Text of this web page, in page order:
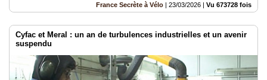
France Secrète à Vélo | 23/03/2026 | Vu 673728 fois
Cyfac et Meral : un an de turbulences industrielles et un avenir
suspendu